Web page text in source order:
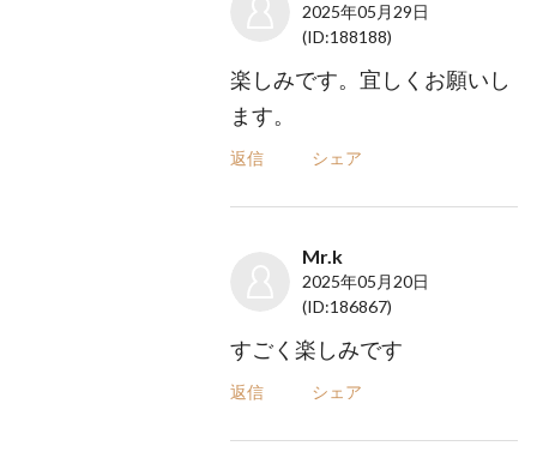
2025年05月29日
(ID:188188)
楽しみです。宜しくお願いし
ます。
返信 シェア
Mr.k
2025年05月20日
(ID:186867)
すごく楽しみです
返信 シェア